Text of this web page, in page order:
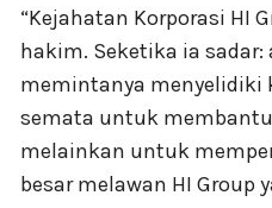
“Kejahatan Korporasi HI
hakim. Seketika ia
memintanya menyelidiki
semata untuk
melainkan untuk
besar melawan HI Group